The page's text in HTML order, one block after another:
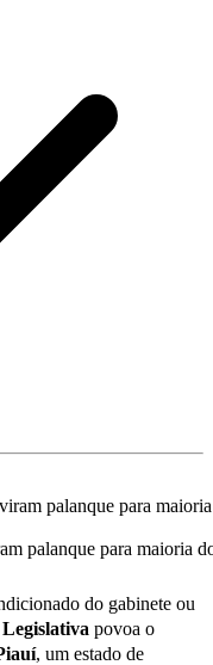
palanque para maioria
do gabinete ou
povoa o
, um estado de